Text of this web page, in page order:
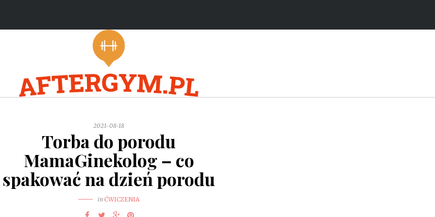
2021-08-18
Torba do porodu
MamaGinekolog – co
spakować na dzień porodu
in ĆWICZENIA